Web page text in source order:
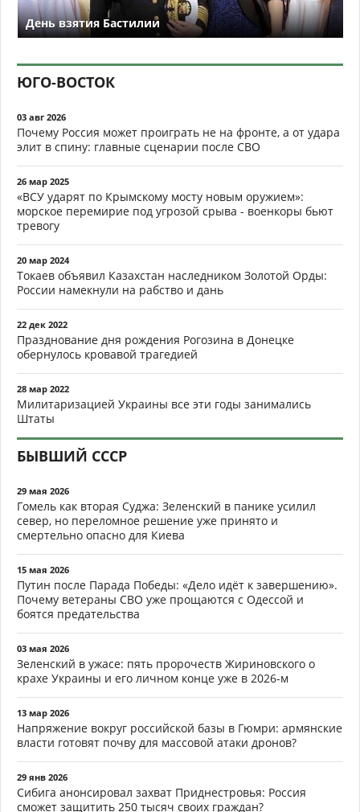
День взятия Бастилии
ЮГО-ВОСТОК
03 авг 2026
Почему Россия может проиграть не на фронте, а от удара
элит в спину: главные сценарии после СВО
26 мар 2025
«ВСУ ударят по Крымскому мосту новым оружием»:
морское перемирие под угрозой срыва - военкоры бьют
тревогу
20 мар 2024
Токаев объявил Казахстан наследником Золотой Орды:
России намекнули на рабство и дань
22 дек 2022
Празднование дня рождения Рогозина в Донецке
обернулось кровавой трагедией
28 мар 2022
Милитаризацией Украины все эти годы занимались
Штаты
БЫВШИЙ СССР
29 мая 2026
Гомель как вторая Суджа: Зеленский в панике усилил
север, но переломное решение уже принято и
смертельно опасно для Киева
15 мая 2026
Путин после Парада Победы: «Дело идёт к завершению».
Почему ветераны СВО уже прощаются с Одессой и
боятся предательства
03 мая 2026
Зеленский в ужасе: пять пророчеств Жириновского о
крахе Украины и его личном конце уже в 2026-м
13 мар 2026
Напряжение вокруг российской базы в Гюмри: армянские
власти готовят почву для массовой атаки дронов?
29 янв 2026
Сибига анонсировал захват Приднестровья: Россия
сможет защитить 250 тысяч своих граждан?